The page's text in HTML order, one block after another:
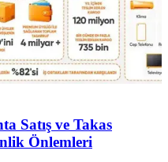
Satış ve Takas
Önlemleri